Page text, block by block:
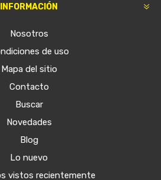
INFORMACIÓN
Nosotros
de uso
Mapa del sitio
Contacto
Buscar
Novedades
Blog
Lo nuevo
vistos recientemente